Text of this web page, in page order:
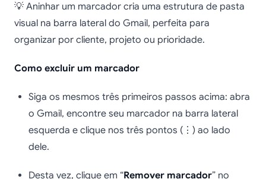
💡 Aninhar um marcador cria uma estrutura de pasta
visual na barra lateral do Gmail, perfeita para
organizar por cliente, projeto ou prioridade.
Como excluir um marcador
Siga os mesmos três primeiros passos acima: abra
o Gmail, encontre seu marcador na barra lateral
esquerda e clique nos três pontos (⋮) ao lado
dele.
Desta vez, clique em “Remover marcador” no